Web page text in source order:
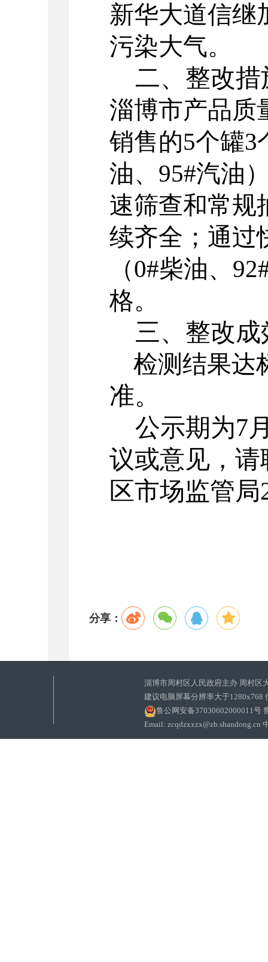
新华大道信继
污染大气。
二、 整改措
淄博市产品质
销售的5个罐3
油、95#汽油
速筛查和常规
续齐全；通过
（0#柴油、
格。
三、 整改成
检测结果达
准。
公示期为7
议或意见，请
区市场监管局
分享：
淄博市周村区人民政府主办 周村区
建议电脑屏幕分辨率大于1280x768
鲁公网安备37030602000011号
Email: zcqdzxxzx@zb.shandong.cn